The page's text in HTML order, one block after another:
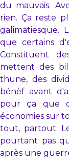
du mauvais.
rien. Ça reste
galimatiesque.
que certains
Constituent
mettent des
thune, des
bénèf avant
pour ça que
économies sur
tout, partout.
pourtant pas
après une